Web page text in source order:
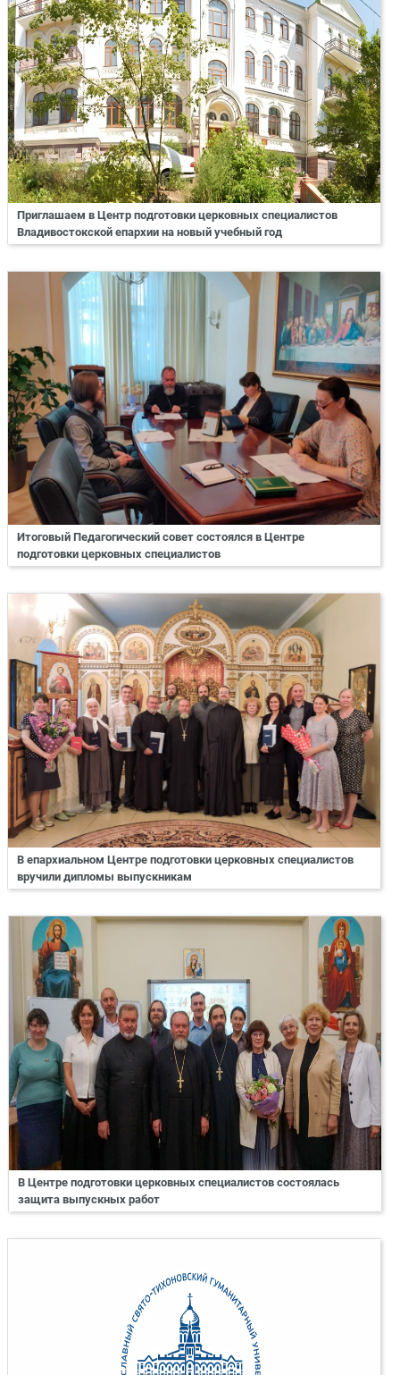
Приглашаем в Центр подготовки церковных специалистов
Владивостокской епархии на новый учебный год
Итоговый Педагогический совет состоялся в Центре
подготовки церковных специалистов
В епархиальном Центре подготовки церковных специалистов
вручили дипломы выпускникам
В Центре подготовки церковных специалистов состоялась
защита выпускных работ